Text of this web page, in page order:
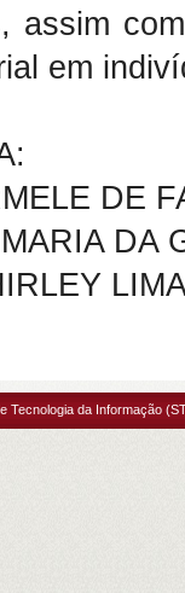
assim
em
DE
DA
Tecnologia da Informação